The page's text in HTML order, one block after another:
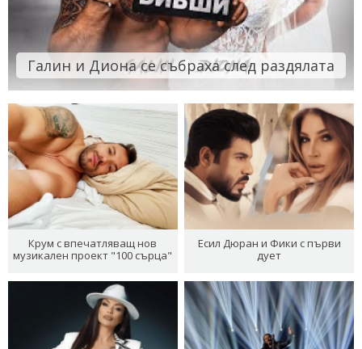
Галин и Диона се събраха след раздялата
Крум с впечатляващ нов
музикален проект "100 сърца"
Есил Дюран и Фики с първи
дует